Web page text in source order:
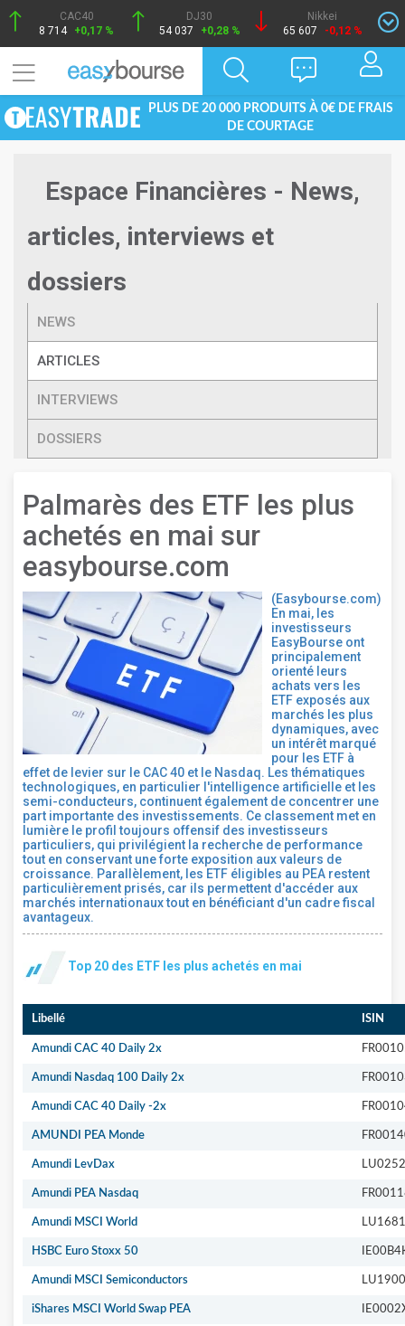
CAC40
8 714 +0,17 %
DJ30
54 037
+0,28 %
Nikkei
65 607
-0,12 %
PLUS DE 20 000 PRODUITS À 0€ DE FRAIS
DE COURTAGE
Espace Financières - News,
articles, interviews et
dossiers
NEWS
ARTICLES
INTERVIEWS
DOSSIERS
Palmarès des ETF les plus
achetés en mai sur
easybourse.com
(Easybourse.com)
En mai, les
investisseurs
EasyBourse ont
principalement
orienté leurs
achats vers les
ETF exposés aux
marchés les plus
dynamiques, avec
un intérêt marqué
pour les ETF à
effet de levier sur le CAC 40 et le Nasdaq. Les thématiques
technologiques, en particulier l'intelligence artificielle et les
semi-conducteurs, continuent également de concentrer une
part importante des investissements. Ce classement met en
lumière le profil toujours offensif des investisseurs
particuliers, qui privilégient la recherche de performance
tout en conservant une forte exposition aux valeurs de
croissance. Parallèlement, les ETF éligibles au PEA restent
particulièrement prisés, car ils permettent d'accéder aux
marchés internationaux tout en bénéficiant d'un cadre fiscal
avantageux.
Top 20 des ETF les plus achetés en mai
Libellé ISIN
Amundi CAC 40 Daily 2x
Amundi Nasdaq 100 Daily 2x
Amundi CAC 40 Daily -2x
AMUNDI PEA Monde
Amundi LevDax
Amundi PEA Nasdaq
Amundi MSCI World
HSBC Euro Stoxx 50
Amundi MSCI Semiconductors
iShares MSCI World Swap PEA